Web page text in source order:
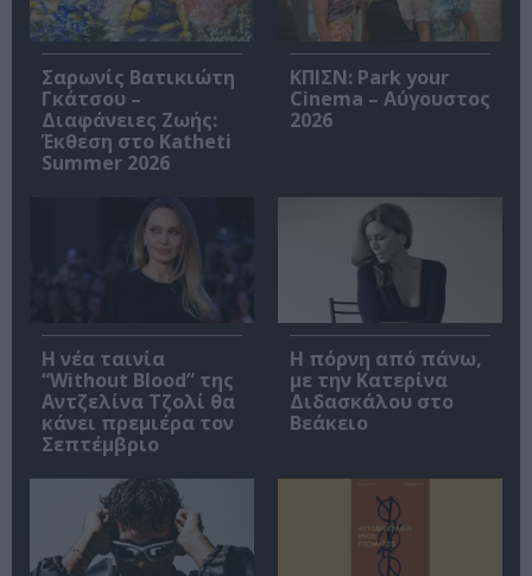
Σαρωνίς Βατικιώτη
Γκάτσου –
Διαφάνειες Ζωής:
Έκθεση στο Katheti
Summer 2026
ΚΠΙΣΝ: Park your
Cinema – Αύγουστος
2026
Η νέα ταινία
“Without Blood” της
Αντζελίνα Τζολί θα
κάνει πρεμιέρα τον
Σεπτέμβριο
Η πόρνη από πάνω,
με την Κατερίνα
Διδασκάλου στο
Βεάκειο